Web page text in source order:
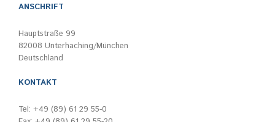
ANSCHRIFT
Hauptstraße 99
82008 Unterhaching/München
Deutschland
KONTAKT
Tel: +49 (89) 61 29 55-0